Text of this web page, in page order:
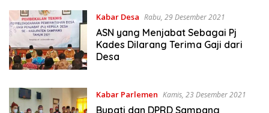
Kabar Desa Rabu, 29 Desember 2021
ASN yang Menjabat Sebagai Pj
Kades Dilarang Terima Gaji dari
Desa
Kabar Parlemen Kamis, 23 Desember 2021
Bupati dan DPRD Sampang